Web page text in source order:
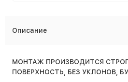
Описание
МОНТАЖ ПРОИЗВОДИТСЯ
ПОВЕРХНОСТЬ, БЕЗ УКЛОНОВ,